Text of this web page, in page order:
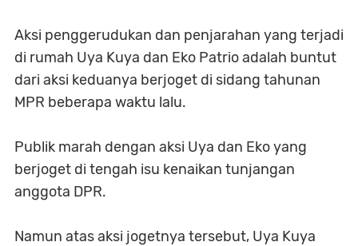
Aksi penggerudukan dan penjarahan yang terjadi
di rumah Uya Kuya dan Eko Patrio adalah buntut
dari aksi keduanya berjoget di sidang tahunan
MPR beberapa waktu lalu.
Publik marah dengan aksi Uya dan Eko yang
berjoget di tengah isu kenaikan tunjangan
anggota DPR.
Namun atas aksi jogetnya tersebut, Uya Kuya